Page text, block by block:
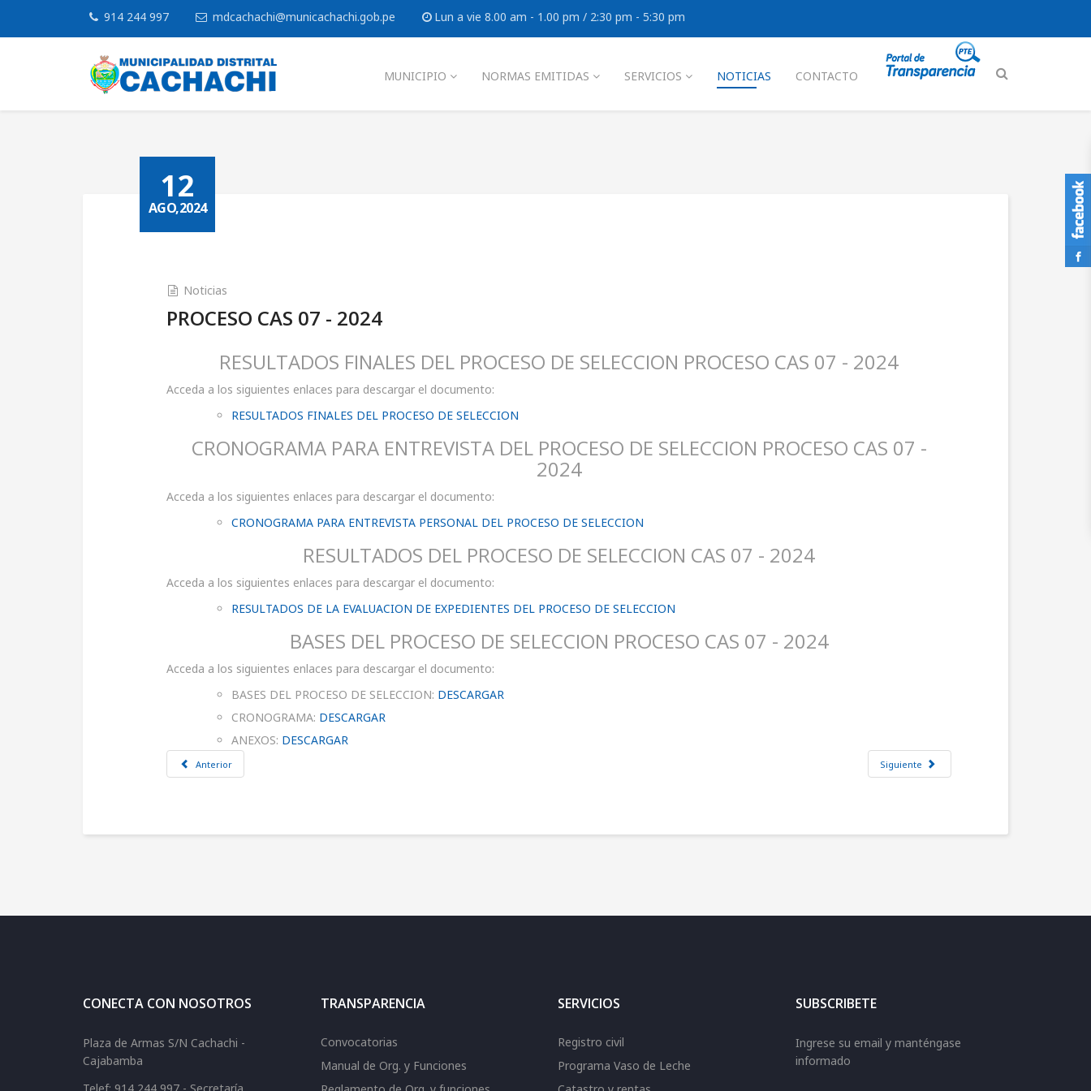
914 244 997 mdcachachi@municachachi.gob.pe Lun a vie 8.00 am - 1.00 pm / 2:30 pm - 5:30 pm
MUNICIPIO NORMAS EMITIDAS SERVICIOS NOTICIAS CONTACTO
12
AGO,2024
Noticias
PROCESO CAS 07 - 2024
RESULTADOS FINALES DEL PROCESO DE SELECCION PROCESO CAS 07 - 2024
Acceda a los siguientes enlaces para descargar el documento:
RESULTADOS FINALES DEL PROCESO DE SELECCION
CRONOGRAMA PARA ENTREVISTA DEL PROCESO DE SELECCION PROCESO CAS 07 -
2024
Acceda a los siguientes enlaces para descargar el documento:
CRONOGRAMA PARA ENTREVISTA PERSONAL DEL PROCESO DE SELECCION
RESULTADOS DEL PROCESO DE SELECCION CAS 07 - 2024
Acceda a los siguientes enlaces para descargar el documento:
RESULTADOS DE LA EVALUACION DE EXPEDIENTES DEL PROCESO DE SELECCION
BASES DEL PROCESO DE SELECCION PROCESO CAS 07 - 2024
Acceda a los siguientes enlaces para descargar el documento:
BASES DEL PROCESO DE SELECCION: DESCARGAR
CRONOGRAMA: DESCARGAR
ANEXOS: DESCARGAR
Anterior Siguiente
CONECTA CON NOSOTROS
Plaza de Armas S/N Cachachi -
Cajabamba
TRANSPARENCIA
Convocatorias
Manual de Org. y Funciones
SERVICIOS
Registro civil
Programa Vaso de Leche
SUBSCRIBETE
Ingrese su email y manténgase
informado